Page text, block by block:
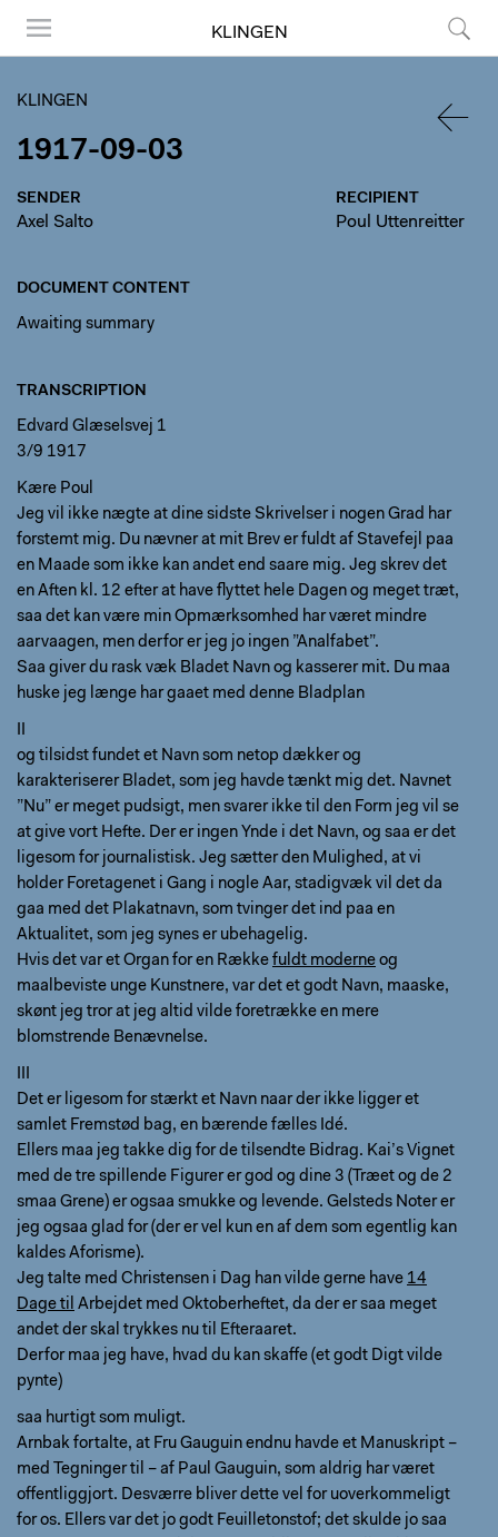
KLINGEN
KLINGEN
1917-09-03
SENDER
Axel Salto
RECIPIENT
Poul Uttenreitter
DOCUMENT CONTENT
Awaiting summary
TRANSCRIPTION
Edvard Glæselsvej 1
3/9 1917
Kære Poul
Jeg vil ikke nægte at dine sidste Skrivelser i nogen Grad har
forstemt mig. Du nævner at mit Brev er fuldt af Stavefejl paa
en Maade som ikke kan andet end saare mig. Jeg skrev det
en Aften kl. 12 efter at have flyttet hele Dagen og meget træt,
saa det kan være min Opmærksomhed har været mindre
aarvaagen, men derfor er jeg jo ingen ”Analfabet”.
Saa giver du rask væk Bladet Navn og kasserer mit. Du maa
huske jeg længe har gaaet med denne Bladplan
II
og tilsidst fundet et Navn som netop dækker og
karakteriserer Bladet, som jeg havde tænkt mig det. Navnet
”Nu” er meget pudsigt, men svarer ikke til den Form jeg vil se
at give vort Hefte. Der er ingen Ynde i det Navn, og saa er det
ligesom for journalistisk. Jeg sætter den Mulighed, at vi
holder Foretagenet i Gang i nogle Aar, stadigvæk vil det da
gaa med det Plakatnavn, som tvinger det ind paa en
Aktualitet, som jeg synes er ubehagelig.
Hvis det var et Organ for en Række fuldt moderne og
maalbeviste unge Kunstnere, var det et godt Navn, maaske,
skønt jeg tror at jeg altid vilde foretrække en mere
blomstrende Benævnelse.
III
Det er ligesom for stærkt et Navn naar der ikke ligger et
samlet Fremstød bag, en bærende fælles Idé.
Ellers maa jeg takke dig for de tilsendte Bidrag. Kai’s Vignet
med de tre spillende Figurer er god og dine 3 (Træet og de 2
smaa Grene) er ogsaa smukke og levende. Gelsteds Noter er
jeg ogsaa glad for (der er vel kun en af dem som egentlig kan
kaldes Aforisme).
Jeg talte med Christensen i Dag han vilde gerne have 14
Dage til Arbejdet med Oktoberheftet, da der er saa meget
andet der skal trykkes nu til Efteraaret.
Derfor maa jeg have, hvad du kan skaffe (et godt Digt vilde
pynte)
saa hurtigt som muligt.
Arnbak fortalte, at Fru Gauguin endnu havde et Manuskript –
med Tegninger til – af Paul Gauguin, som aldrig har været
offentliggjort. Desværre bliver dette vel for uoverkommeligt
for os. Ellers var det jo godt Feuilletonstof; det skulde jo saa